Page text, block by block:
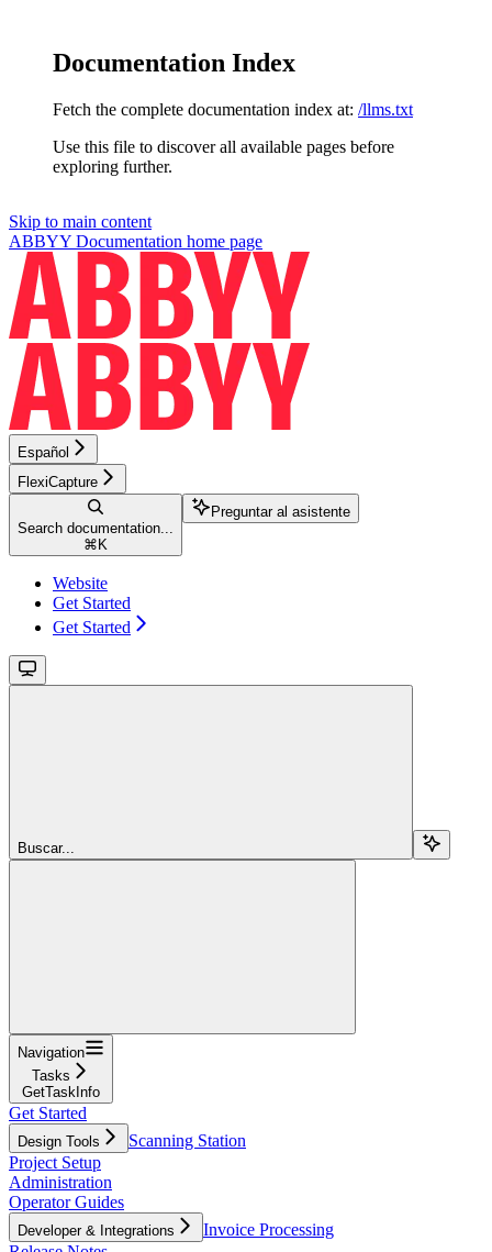
Documentation Index
Fetch the complete documentation index at: /llms.txt
Use this file to discover all available pages before
exploring further.
Skip to main content
ABBYY Documentation home page
Español
FlexiCapture
Search documentation...
⌘ K
Preguntar al asistente
Website
Get Started
Get Started
Buscar...
Navigation
Tasks
GetTaskInfo
Get Started
Design Tools
Scanning Station
Project Setup
Administration
Operator Guides
Developer & Integrations
Invoice Processing